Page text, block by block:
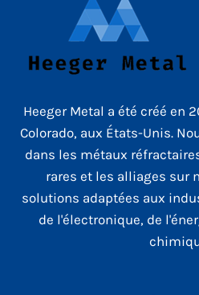
Heeger Metal a été créé en
Colorado, aux États-Unis.
dans les métaux
rares et les alliages sur
solutions adaptées aux
de l'électronique, de